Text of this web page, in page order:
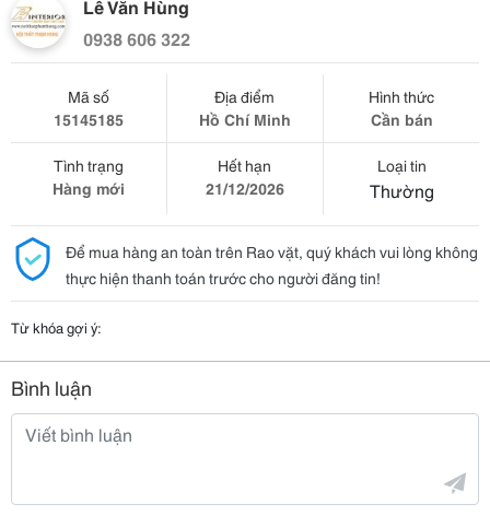
Lê Văn Hùng
0938 606 322
Mã số
15145185
Địa điểm
Hồ Chí Minh
Hình thức
Cần bán
Tình trạng
Hàng mới
Hết hạn
21/12/2026
Loại tin
Thường
Để mua hàng an toàn trên Rao vặt, quý khách vui lòng không
thực hiện thanh toán trước cho người đăng tin!
Từ khóa gợi ý:
Bình luận